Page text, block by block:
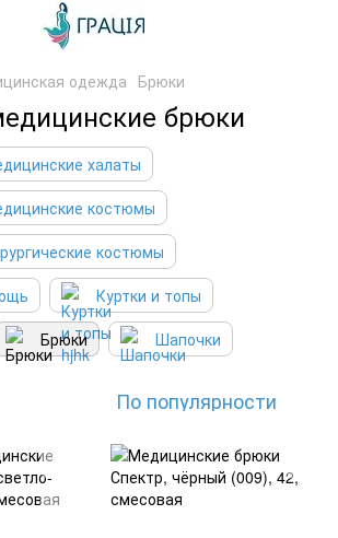
одежда Брюки
брюки
халаты
костюмы
костюмы
Куртки и топы
Брюки Шапочки
По популярности